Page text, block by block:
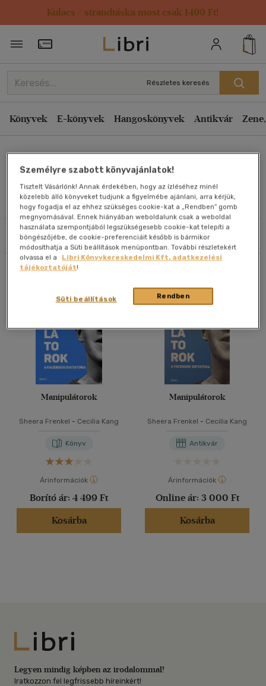
Kulacs / strandtáska most csak 1499 Ft!
Törzsvásárlói Kártya adatai
Részletes keresés
Könyvek E-könyvek Hangoskönyvek Antikvár
Sheera Frenkel
Művei
Szűrés Rendezés
Rendezés
Kiadás éve szerint csökkenő
Ár szerint csökkenő
Eladott darabszám szerint csökkenő
Eladott darabszám szerint növekvő
Cím szerint A-Z
Szerző szerint A-Z
Megjelenítés
20 db / oldal
Alkalmaz
Manipulátorok
Sheera Frenkel - Cecilia Kang
Könyv
Árinformációk
Borító ár: 4 499 Ft
Kosárba
Manipulátorok
Sheera Frenkel - Cecilia Kang
Antikvár
Árinformációk
Online ár: 3 000 Ft
Kosárba
Libri
Legyen mindig képben az irodalommal!
Iratkozzon fel legfrissebb híreinkért!
Személyre szabott könyvajánlatok!
Tisztelt Vásárlónk! Annak érdekében, hogy az ízléséhez minél
közelebb álló könyveket tudjunk a figyelmébe ajánlani, arra kérjük,
hogy fogadja el az ehhez szükséges cookie-kat a „Rendben” gomb
megnyomásával. Ennek hiányában weboldalunk csak a weboldal
használata szempontjából legszükségesebb cookie-kat telepíti a
böngészőjébe, de cookie-preferenciáit később is bármikor
módosíthatja a Süti beállítások menüpontban. További részletekért
olvassa el a
Libri Könyvkereskedelmi Kft. adatkezelési
tájékoztatóját!
Rendben
Süti beállítások